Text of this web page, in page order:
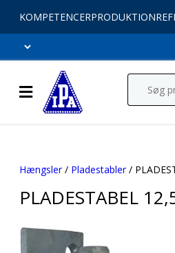
KOMPETENCERPRODUKTION
Hængsler/ Pladestabler/
PLADESTABEL